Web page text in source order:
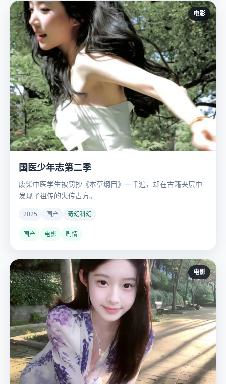
电影
国医少年志第二季
废柴中医学生被罚抄《本草纲目》一千遍，却在古籍夹层中
发现了祖传的失传古方。
2025 国产 奇幻科幻
国产 电影 剧情
电影